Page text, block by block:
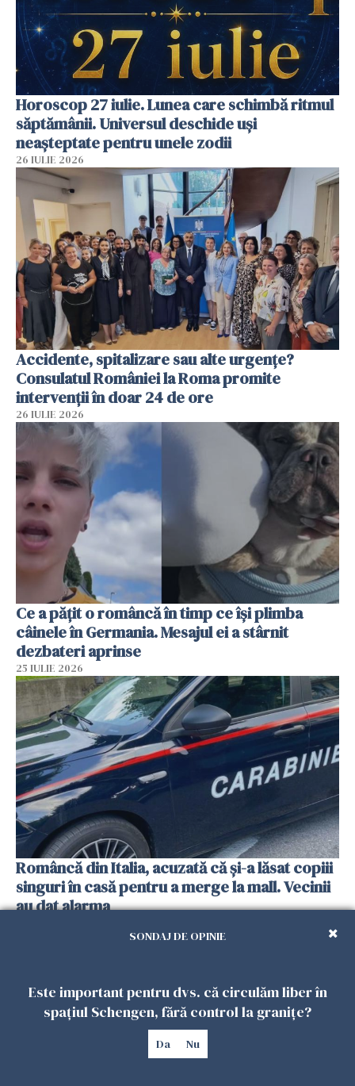
Horoscop 27 iulie. Lunea care schimbă ritmul
săptămânii. Universul deschide uși
neașteptate pentru unele zodii
26 IULIE 2026
Accidente, spitalizare sau alte urgențe?
Consulatul României la Roma promite
intervenții în doar 24 de ore
26 IULIE 2026
Ce a pățit o româncă în timp ce își plimba
câinele în Germania. Mesajul ei a stârnit
dezbateri aprinse
25 IULIE 2026
Româncă din Italia, acuzată că și-a lăsat copiii
singuri în casă pentru a merge la mall. Vecinii
au dat alarma
SONDAJ DE OPINIE
Este important pentru dvs. că circulăm liber în
spațiul Schengen, fără control la granițe?
Da Nu